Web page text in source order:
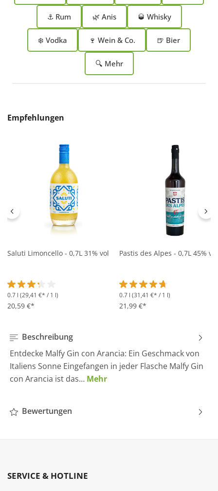
⚓ Rum 🌿 Anis 🥃 Whisky
❄️ Vodka 🍷 Wein & Co. 🍺 Bier
🔍 Mehr
Produktgalerie überspringen
Empfehlungen
Saluti Limoncello - 0,7L 31% vol
Durchschnittliche Bewertung von 3.2 von 5 Sternen
0.7 l (29,41 €* / 1 l)
20,59 €*
Pastis des Alpes - 0,7L 45% vol
Durchschnittliche
0.7 l (31,41 €* / 1 l)
21,99 €*
Beschreibung
Entdecke Malfy Gin con Arancia: Ein Geschmack von
Italiens Sonne Eingefangen in jeder Flasche Malfy Gin
con Arancia ist das… Mehr
Bewertungen
SERVICE & HOTLINE